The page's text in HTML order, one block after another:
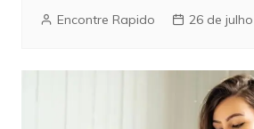
Encontre Rapido 26 de